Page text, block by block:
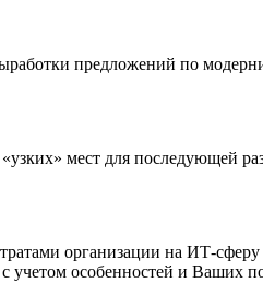
предложений по
мест для последующей
организации на ИТ-
учетом особенностей и Ваших